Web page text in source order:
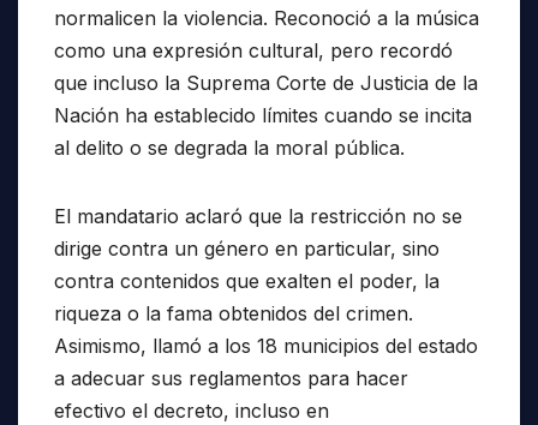
normalicen la violencia. Reconoció a la música
como una expresión cultural, pero recordó
que incluso la Suprema Corte de Justicia de la
Nación ha establecido límites cuando se incita
al delito o se degrada la moral pública.
El mandatario aclaró que la restricción no se
dirige contra un género en particular, sino
contra contenidos que exalten el poder, la
riqueza o la fama obtenidos del crimen.
Asimismo, llamó a los 18 municipios del estado
a adecuar sus reglamentos para hacer
efectivo el decreto, incluso en